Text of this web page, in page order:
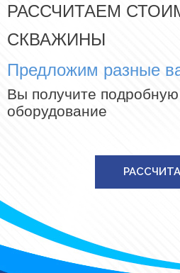
РАССЧИТАЕМ
СКВАЖИНЫ
Предложим разные
Вы получите
оборудование